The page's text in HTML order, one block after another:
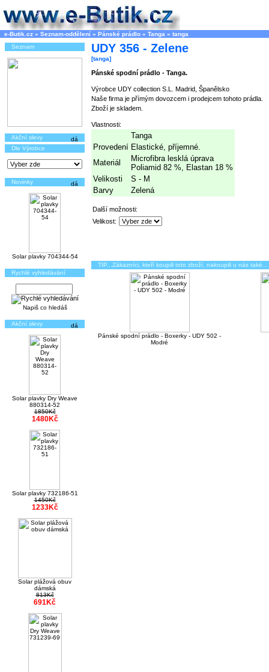
e-Butik.cz » Seznam-oddělení » Pánské prádlo » Tanga » tanga
Seznam
Akční slevy
Dle Výrobce
Novinky
Solar plavky 704344-54
Rychlé vyhledávání
Napiš co hledáš
Akční slevy
Solar plavky Dry Weave
880314-52
1850Kč
1480Kč
Solar plavky 732186-51
1450Kč
1233Kč
Solar plážová obuv
dámská
813Kč
691Kč
UDY 356 - Zelene
[tanga]
Pánské spodní prádlo - Tanga.
Výrobce UDY collection S.L. Madrid, Španělsko
Naše firma je přímým dovozcem i prodejcem tohoto prádla.
Zboží je skladem.
Vlastnosti:
Tanga
Provedení Elastické, příjemné.
Materiál
Microfibra lesklá úprava
Poliamid 82 %, Elastan 18 %
Velikosti
S - M
Barvy
Zelená
Další možnosti:
Velikost:
TIP...Zákazníci, kteří koupili toto zboží, nakoupili u nás také...
Pánské spodní prádlo - Boxerky - UDY 502 -
Modré